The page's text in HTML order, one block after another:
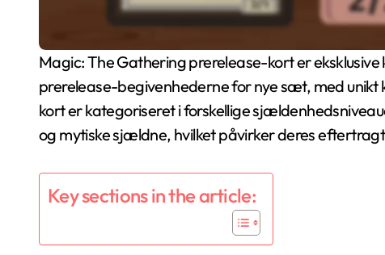
Magic: The Gathering prerelease-kort er eksklusive kampagneartikler, der udgives under
prerelease-begivenhederne for nye sæt, med
kort er kategoriseret i forskellige
og mytiske sjældne, hvilket påvirker deres
Key sections in the article: